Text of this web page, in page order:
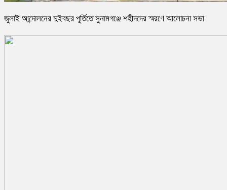
জুলাই আন্দোলনের দুইবছর পূর্তিতে সুনামগঞ্জে শহীদদের স্মরণে আলোচনা সভা